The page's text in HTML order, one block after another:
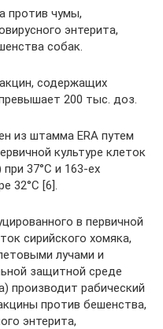
против чумы,
энтерита,
собак.
содержащих
200 тыс. доз.
из штамма ERA путем
культуре клеток
37°С и 163-ех
32°С [6].
в первичной
сирийского хомяка,
лучами и
защитной среде
производит рабический
против бешенства,
энтерита,